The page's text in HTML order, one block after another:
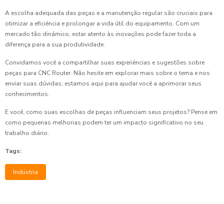
A escolha adequada das peças e a manutenção regular são cruciais para
otimizar a eficiência e prolongar a vida útil do equipamento. Com um
mercado tão dinâmico, estar atento às inovações pode fazer toda a
diferença para a sua produtividade.
Convidamos você a compartilhar suas experiências e sugestões sobre
peças para CNC Router. Não hesite em explorar mais sobre o tema e nos
enviar suas dúvidas; estamos aqui para ajudar você a aprimorar seus
conhecimentos.
E você, como suas escolhas de peças influenciam seus projetos? Pense em
como pequenas melhorias podem ter um impacto significativo no seu
trabalho diário.
Tags:
Indústria